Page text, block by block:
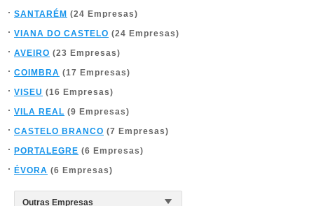
SANTARÉM (24 Empresas)
VIANA DO CASTELO (24 Empresas)
AVEIRO (23 Empresas)
COIMBRA (17 Empresas)
VISEU (16 Empresas)
VILA REAL (9 Empresas)
CASTELO BRANCO (7 Empresas)
PORTALEGRE (6 Empresas)
ÉVORA (6 Empresas)